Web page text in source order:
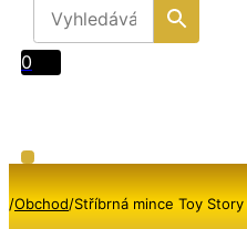
0
/Obchod/Stříbrná mince Toy